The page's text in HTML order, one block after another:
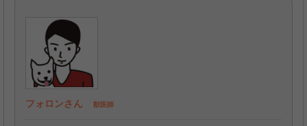
フォロンさん 獣医師